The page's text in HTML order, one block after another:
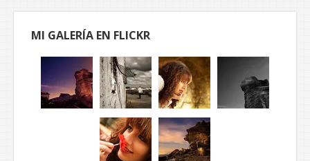
MI GALERÍA EN FLICKR